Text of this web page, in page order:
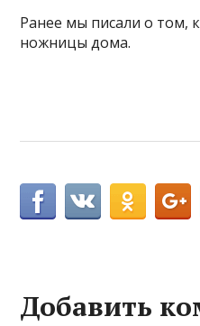
Ранее мы писали о том,
ножницы дома.
Добавить